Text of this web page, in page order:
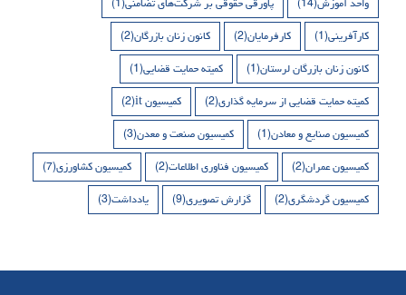
کارآفرینی(1) کارفرمایان(2) کانون زنان بازرگان(2)
کانون زنان بازرگان لرستان(1) کمیته حمایت قضایی(1)
کمیته حمایت قضایی از سرمایه گذاری(2) کمیسیون it (2)
کمیسیون صنایع و معادن(1) کمیسیون صنعت و معدن(3)
کمیسیون عمران(2) کمیسیون فناوری اطلاعات(2) کمیسیون کشاورزی(7)
کمیسیون گردشگری(2) گزارش تصویری(9) یادداشت(3)